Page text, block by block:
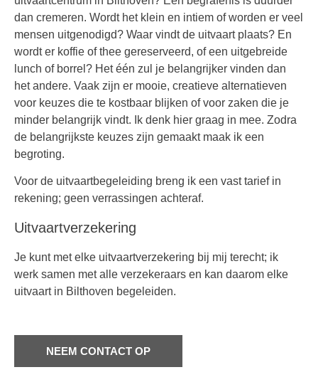
dan cremeren. Wordt het klein en intiem of worden er veel
mensen uitgenodigd? Waar vindt de uitvaart plaats? En
wordt er koffie of thee gereserveerd, of een uitgebreide
lunch of borrel? Het één zul je belangrijker vinden dan
het andere. Vaak zijn er mooie, creatieve alternatieven
voor keuzes die te kostbaar blijken of voor zaken die je
minder belangrijk vindt. Ik denk hier graag in mee. Zodra
de belangrijkste keuzes zijn gemaakt maak ik een
begroting.
Voor de uitvaartbegeleiding breng ik een vast tarief in
rekening; geen verrassingen achteraf.
Uitvaartverzekering
Je kunt met elke uitvaartverzekering bij mij terecht; ik
werk samen met alle verzekeraars en kan daarom elke
uitvaart in Bilthoven begeleiden.
NEEM CONTACT OP